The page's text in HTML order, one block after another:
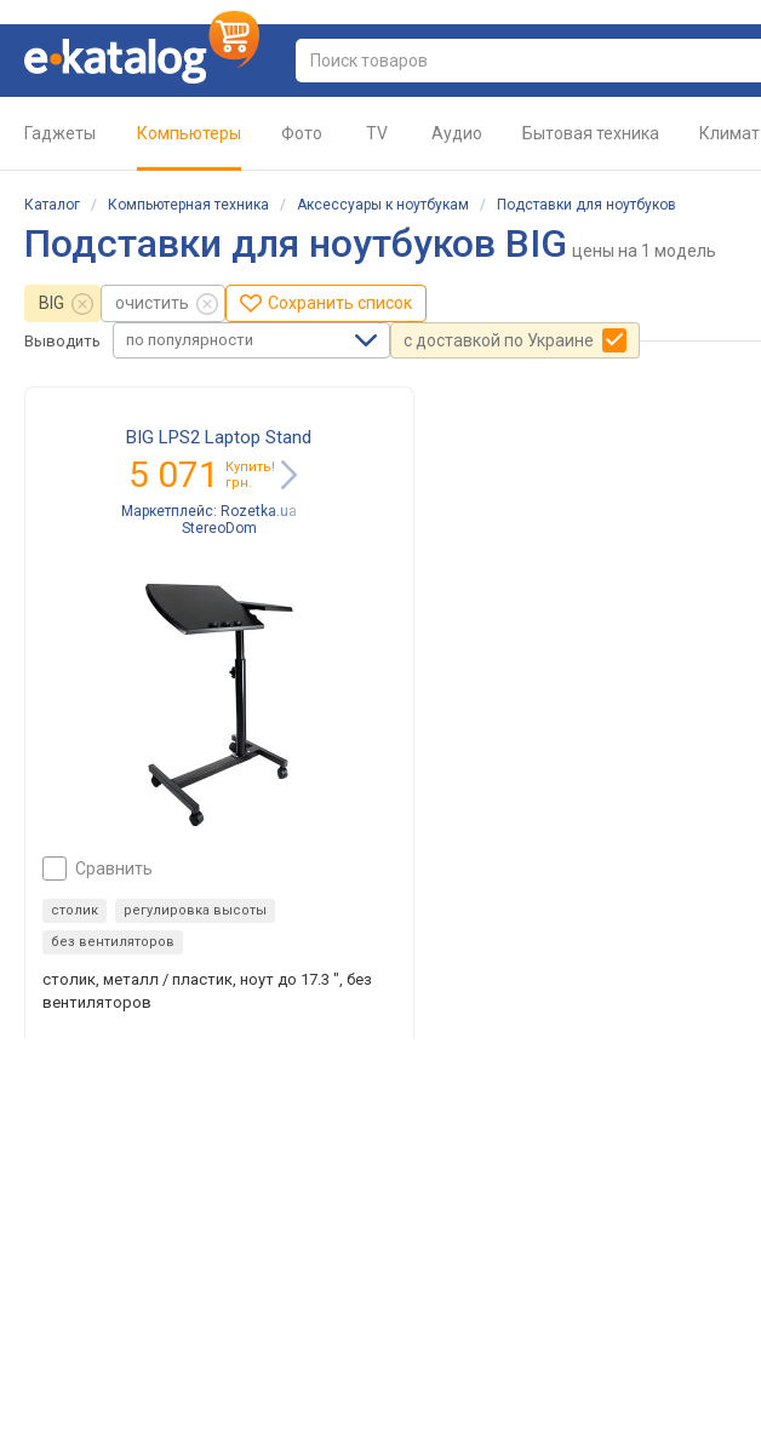
Гаджеты Компьютеры Фото TV Аудио Бытовая техника Климат
Каталог / Компьютерная техника / Аксессуары к ноутбукам / Подставки для ноутбуков
Подставки для ноутбуков BIG цены на 1 модель
BIG очистить Сохранить список
Выводить по популярности с доставкой по Украине
BIG LPS2 Laptop Stand
5 071
Купить!
грн.
Маркетплейс: Rozetka.ua
StereoDom
сравнить
столик
регулировка высоты
без вентиляторов
столик, металл / пластик, ноут до 17.3 ", без
вентиляторов